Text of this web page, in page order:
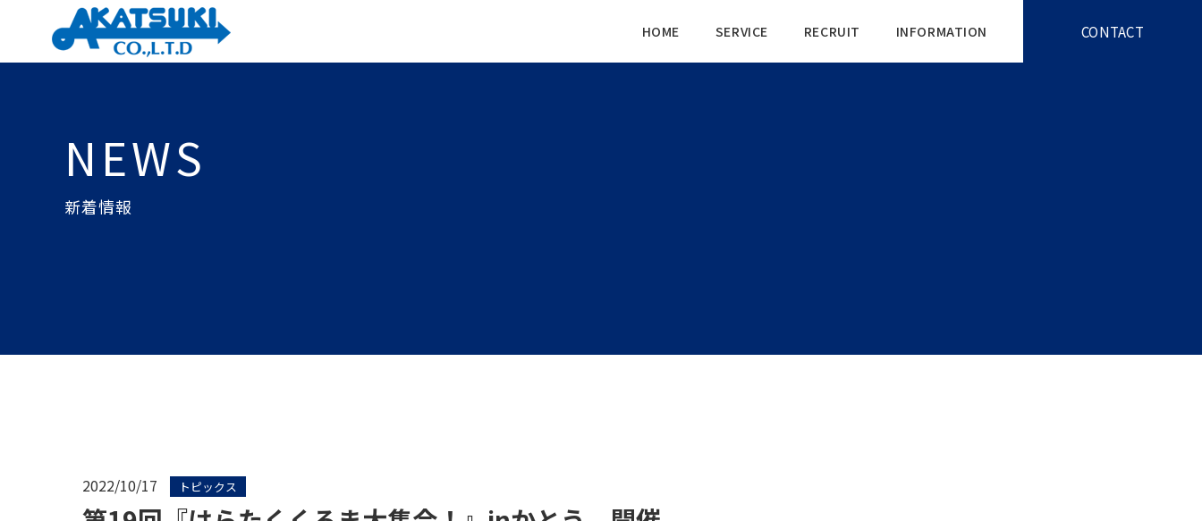
HOME SERVICE RECRUIT INFORMATION CONTACT
NEWS
新着情報
2022/10/17 トピックス